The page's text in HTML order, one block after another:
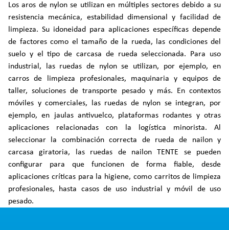
Los aros de nylon se utilizan en múltiples sectores debido a su
resistencia mecánica, estabilidad dimensional y facilidad de
limpieza. Su idoneidad para aplicaciones específicas depende
de factores como el tamaño de la rueda, las condiciones del
suelo y el tipo de carcasa de rueda seleccionada. Para uso
industrial, las ruedas de nylon se utilizan, por ejemplo, en
carros de limpieza profesionales, maquinaria y equipos de
taller, soluciones de transporte pesado y más. En contextos
móviles y comerciales, las ruedas de nylon se integran, por
ejemplo, en jaulas antivuelco, plataformas rodantes y otras
aplicaciones relacionadas con la logística minorista. Al
seleccionar la combinación correcta de rueda de nailon y
carcasa giratoria, las ruedas de nailon TENTE se pueden
configurar para que funcionen de forma fiable, desde
aplicaciones críticas para la higiene, como carritos de limpieza
profesionales, hasta casos de uso industrial y móvil de uso
pesado.